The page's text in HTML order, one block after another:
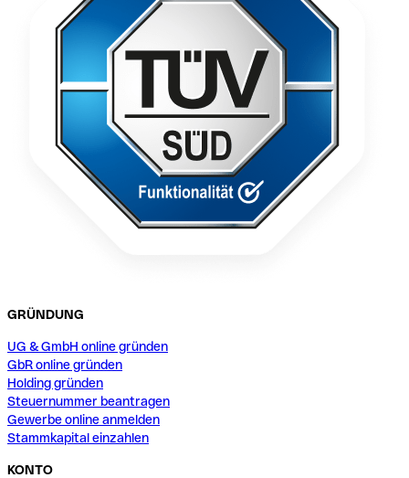
GRÜNDUNG
UG & GmbH online gründen
GbR online gründen
Holding gründen
Steuernummer beantragen
Gewerbe online anmelden
Stammkapital einzahlen
KONTO